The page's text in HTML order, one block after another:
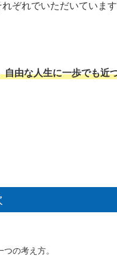
ぞれでいただいていま
由な人生に一歩でも近
の考え方。